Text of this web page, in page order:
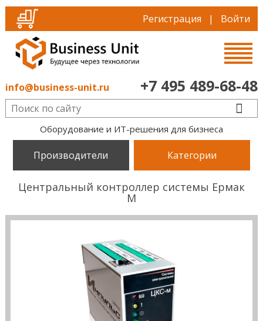
Регистрация | Войти
info@business-unit.ru +7 495 489-68-48
Оборудование и ИТ-решения для бизнеса
Производители Категории
Центральный контроллер системы Ермак
М